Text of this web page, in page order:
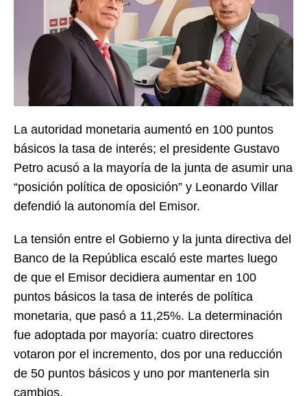
La autoridad monetaria aumentó en 100 puntos
básicos la tasa de interés; el presidente Gustavo
Petro acusó a la mayoría de la junta de asumir una
“posición política de oposición” y Leonardo Villar
defendió la autonomía del Emisor.
La tensión entre el Gobierno y la junta directiva del
Banco de la República escaló este martes luego
de que el Emisor decidiera aumentar en 100
puntos básicos la tasa de interés de política
monetaria, que pasó a 11,25%. La determinación
fue adoptada por mayoría: cuatro directores
votaron por el incremento, dos por una reducción
de 50 puntos básicos y uno por mantenerla sin
cambios.